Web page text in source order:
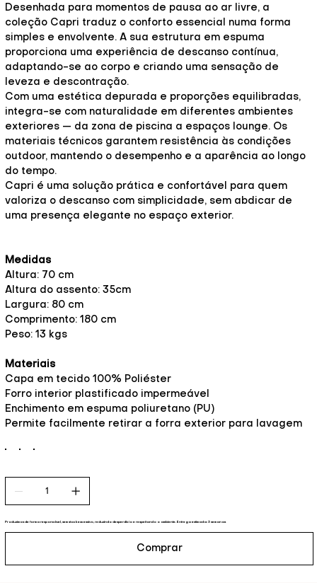
Desenhada para momentos de pausa ao ar livre, a
coleção Capri traduz o conforto essencial numa forma
simples e envolvente. A sua estrutura em espuma
proporciona uma experiência de descanso contínua,
adaptando-se ao corpo e criando uma sensação de
leveza e descontração.
Com uma estética depurada e proporções equilibradas,
integra-se com naturalidade em diferentes ambientes
exteriores — da zona de piscina a espaços lounge. Os
materiais técnicos garantem resistência às condições
outdoor, mantendo o desempenho e a aparência ao longo
do tempo.
Capri é uma solução prática e confortável para quem
valoriza o descanso com simplicidade, sem abdicar de
uma presença elegante no espaço exterior.
Medidas
Altura: 70 cm
Altura do assento: 35cm
Largura: 80 cm
Comprimento: 180 cm
Peso: 13 kgs
Materiais
Capa em tecido 100% Poliéster
Forro interior plastificado impermeável
Enchimento em espuma poliuretano (PU)
Permite facilmente retirar a forra exterior para lavagem
Produzimos de forma responsável, sem stock excessivo, reduzindo desperdício e respeitando o ambiente. Entrega estimada: 3 semanas
Comprar